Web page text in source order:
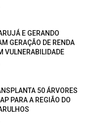
E GERANDO
GERAÇÃO DE RENDA
VULNERABILIDADE
50 ÁRVORES
PARA A REGIÃO DO